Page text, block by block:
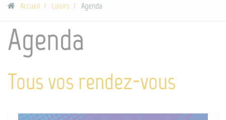
Accueil Loisirs Agenda
Agenda
Tous vos rendez-vous